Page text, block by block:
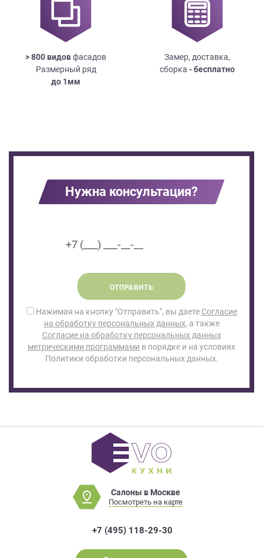
> 800 видовфасадов
Размерный ряд
до 1мм
Замер, доставка,
сборка - бесплатно
Нужна консультация?
ОТПРАВИТЬ
Нажимая на кнопку "Отправить", вы даете Согласие
на обработку персональных данных, а также
Согласие на обработку персональных данных
метрическими программами в порядке и на условиях
Политики обработки персональных данных.
Салоны в Москве
Посмотреть на карте
+7 (495) 118-29-30